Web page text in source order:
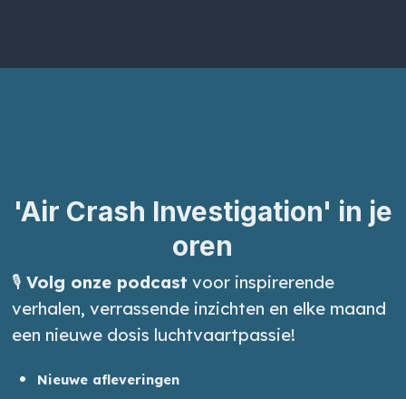
'Air Crash Investigation' in je
oren
🎙️Volg onze podcast voor inspirerende
verhalen, verrassende inzichten en elke maand
een nieuwe dosis luchtvaartpassie!
Nieuwe afleveringen